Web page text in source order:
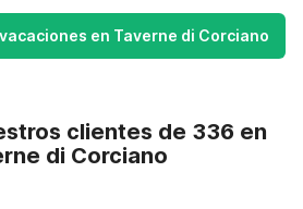
en Taverne di Corciano
clientes de 336 en
di Corciano